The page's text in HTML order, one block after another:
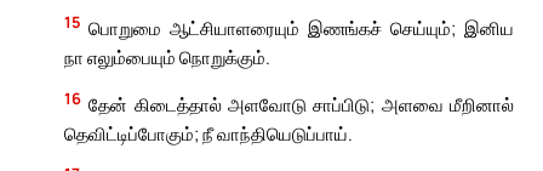
15 பொறுமை ஆட்சியாளரையும் இணங்கச் செய்யும்; இனிய
நா எலும்பையும் நொறுக்கும்.
16 தேன் கிடைத்தால் அளவோடு சாப்பிடு; அளவை மீறினால்
தெவிட்டிப்போகும்; நீ வாந்தியெடுப்பாய்.